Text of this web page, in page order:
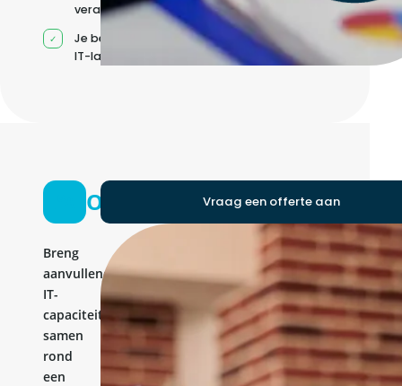
verantwoordelijkheden
Je beheert jouw eigen
IT-landschap
Ontwikkelteam
Breng
aanvullende
IT-
capaciteit
samen
rond
een
Vraag een offerte aan